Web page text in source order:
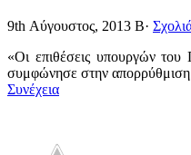
9th Αύγουστος, 2013 Β·
«Οι επιθέσεις υπουργών
συμφώνησε στην απορρύθμιση
Συνέχεια